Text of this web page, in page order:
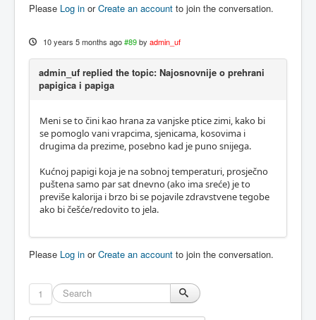
Please Log in orCreate an account to join the conversation.
10 years 5 months ago #89 by admin_uf
admin_uf replied the topic: Najosnovnije o prehrani
papigica i papiga
Meni se to čini kao hrana za vanjske ptice zimi, kako bi
se pomoglo vani vrapcima, sjenicama, kosovima i
drugima da prezime, posebno kad je puno snijega.
Kućnoj papigi koja je na sobnoj temperaturi, prosječno
puštena samo par sat dnevno (ako ima sreće) je to
previše kalorija i brzo bi se pojavile zdravstvene tegobe
ako bi češće/redovito to jela.
Please Log in orCreate an account to join the conversation.
1